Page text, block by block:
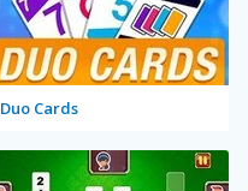
Duo Cards